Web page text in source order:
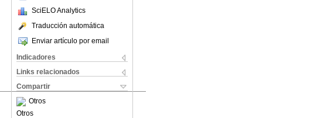
SciELO Analytics
Traducción automática
Enviar artículo por email
Indicadores
Links relacionados
Compartir
Otros
Otros